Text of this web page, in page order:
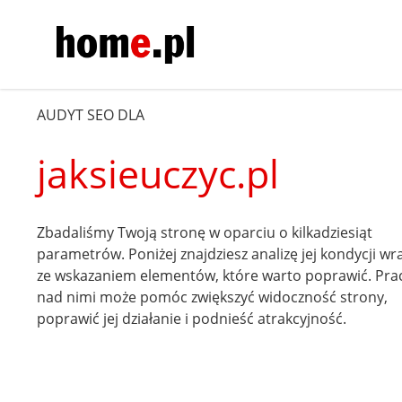
AUDYT SEO DLA
jaksieuczyc.pl
Zbadaliśmy Twoją stronę w oparciu o kilkadziesiąt
parametrów. Poniżej znajdziesz analizę jej kondycji
ze wskazaniem elementów, które warto poprawić.
nad nimi może pomóc zwiększyć widoczność strony,
poprawić jej działanie i podnieść atrakcyjność.